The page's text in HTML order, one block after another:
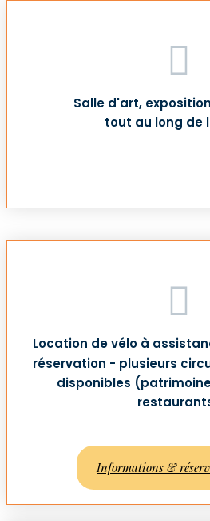
Salle d'art,
tout au long de
Location de vélo à
réservation - plusieurs
disponibles
Informations &